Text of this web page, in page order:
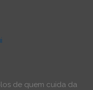
de quem cuida da